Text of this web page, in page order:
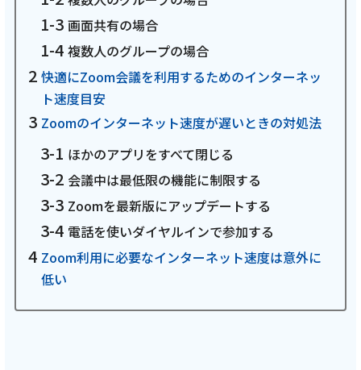
おトクな情報
対応エリア
お電話でのお問い合わせ
Webメール
画面共有の場合
複数人のグループの場合
快適にZoom会議を利用するためのインターネッ
ト速度目安
Zoomのインターネット速度が遅いときの対処法
ほかのアプリをすべて閉じる
会議中は最低限の機能に制限する
Zoomを最新版にアップデートする
電話を使いダイヤルインで参加する
Zoom利用に必要なインターネット速度は意外に
低い